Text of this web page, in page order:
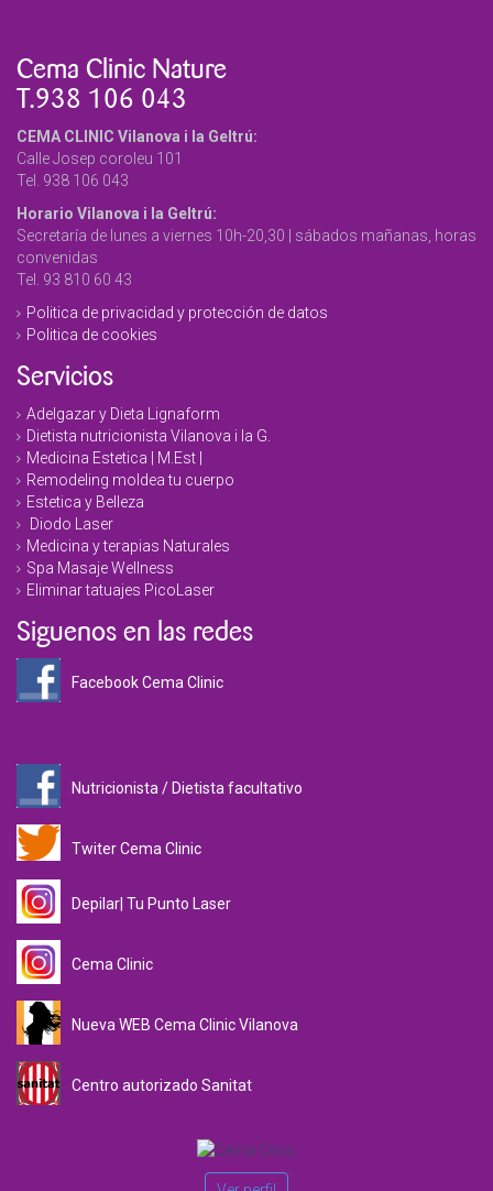
Cema Clinic Nature
T.938 106 043
CEMA CLINIC Vilanova i la Geltrú:
Calle Josep coroleu 101
Tel. 938 106 043
Horario Vilanova i la Geltrú:
Secretaría de lunes a viernes 10h-20,30 | sábados mañanas, horas
convenidas
Tel. 93 810 60 43
Politica de privacidad y protección de datos
Politica de cookies
Servicios
Adelgazar y Dieta Lignaform
Dietista nutricionista Vilanova i la G.
Medicina Estetica | M.Est |
Remodeling moldea tu cuerpo
Estetica y Belleza
Diodo Laser
Medicina y terapias Naturales
Spa Masaje Wellness
Eliminar tatuajes PicoLaser
Siguenos en las redes
Facebook Cema Clinic
Nutricionista / Dietista facultativo
Twiter Cema Clinic
Depilar| Tu Punto Laser
Cema Clinic
Nueva WEB Cema Clinic Vilanova
Centro autorizado Sanitat